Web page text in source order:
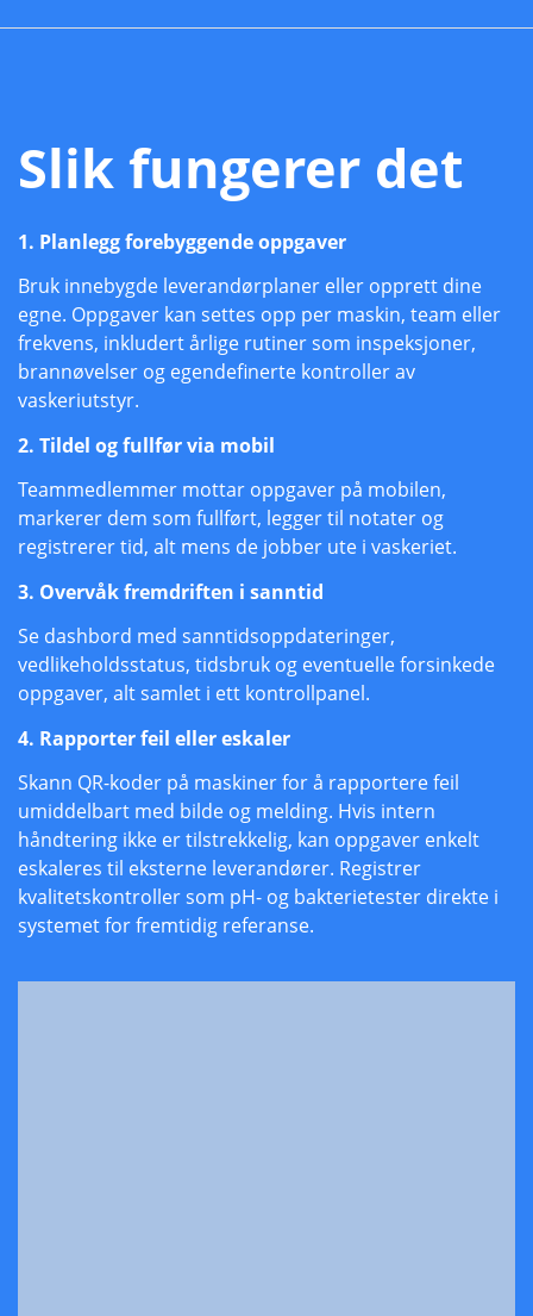
Slik fungerer det
1. Planlegg forebyggende oppgaver
Bruk innebygde leverandørplaner eller opprett dine
egne. Oppgaver kan settes opp per maskin, team eller
frekvens, inkludert årlige rutiner som inspeksjoner,
brannøvelser og egendefinerte kontroller av
vaskeriutstyr.
2. Tildel og fullfør via mobil
Teammedlemmer mottar oppgaver på mobilen,
markerer dem som fullført, legger til notater og
registrerer tid, alt mens de jobber ute i vaskeriet.
3. Overvåk fremdriften i sanntid
Se dashbord med sanntidsoppdateringer,
vedlikeholdsstatus, tidsbruk og eventuelle forsinkede
oppgaver, alt samlet i ett kontrollpanel.
4. Rapporter feil eller eskaler
Skann QR-koder på maskiner for å rapportere feil
umiddelbart med bilde og melding. Hvis intern
håndtering ikke er tilstrekkelig, kan oppgaver enkelt
eskaleres til eksterne leverandører. Registrer
kvalitetskontroller som pH- og bakterietester direkte i
systemet for fremtidig referanse.